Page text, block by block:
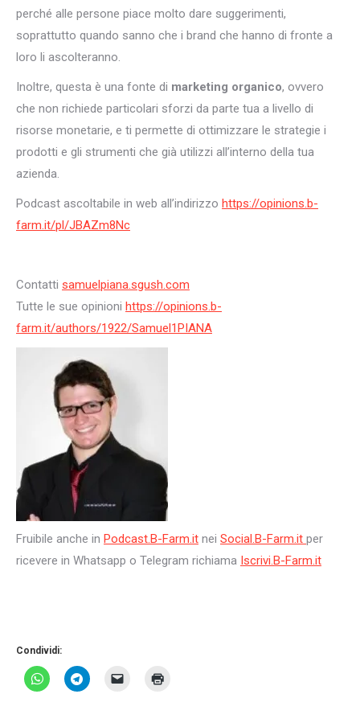
perché alle persone piace molto dare suggerimenti,
soprattutto quando sanno che i brand che hanno di fronte a
loro li ascolteranno.
Inoltre, questa è una fonte di marketing organico, ovvero
che non richiede particolari sforzi da parte tua a livello di
risorse monetarie, e ti permette di ottimizzare le strategie i
prodotti e gli strumenti che già utilizzi all’interno della tua
azienda.
Podcast ascoltabile in web all’indirizzo https://opinions.b-
farm.it/pl/JBAZm8Nc
Contatti samuelpiana.sgush.com
Tutte le sue opinioni https://opinions.b-
farm.it/authors/1922/Samuel1PIANA
Fruibile anche in Podcast.B-Farm.it nei Social.B-Farm.it per
ricevere in Whatsapp o Telegram richiama Iscrivi.B-Farm.it
Condividi: